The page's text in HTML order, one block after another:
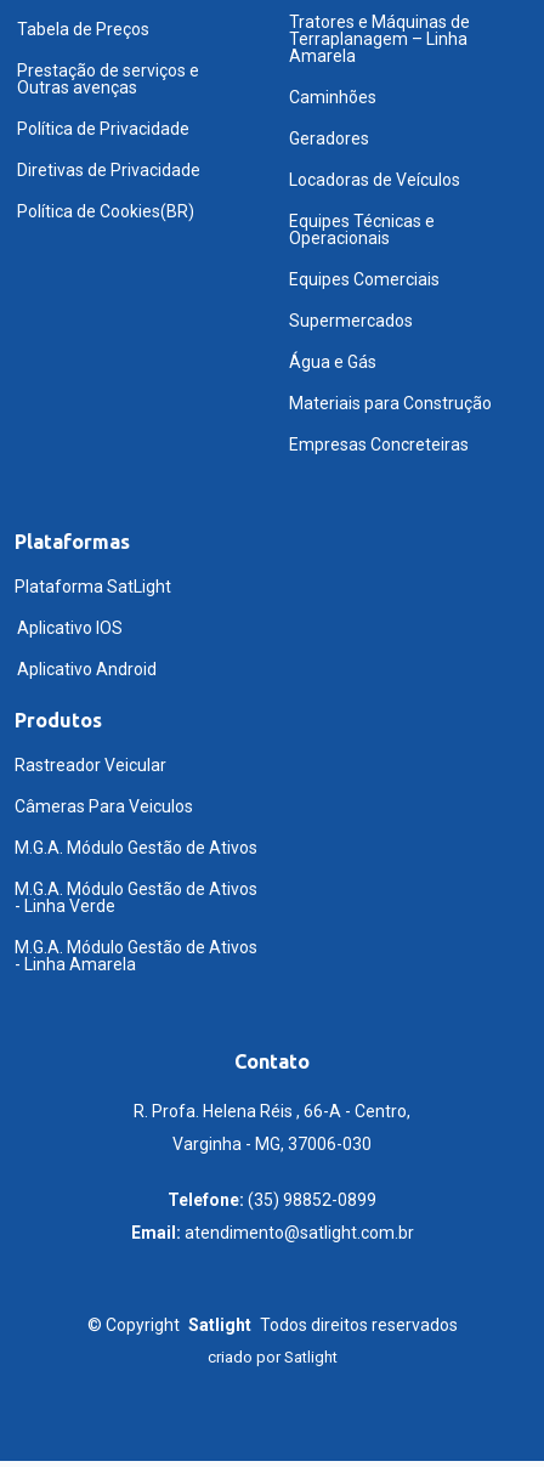
Tabela de Preços
Prestação de serviços e
Outras avenças
Política de Privacidade
Diretivas de Privacidade
Política de Cookies(BR)
Tratores e Máquinas de
Terraplanagem – Linha
Amarela
Caminhões
Geradores
Locadoras de Veículos
Equipes Técnicas e
Operacionais
Equipes Comerciais
Supermercados
Água e Gás
Materiais para Construção
Empresas Concreteiras
Plataformas
Plataforma SatLight
Aplicativo IOS
Aplicativo Android
Produtos
Rastreador Veicular
Câmeras Para Veiculos
M.G.A. Módulo Gestão de Ativos
M.G.A. Módulo Gestão de Ativos
- Linha Verde
M.G.A. Módulo Gestão de Ativos
- Linha Amarela
Contato
R. Profa. Helena Réis , 66-A - Centro,
Varginha - MG, 37006-030
Telefone: (35) 98852-0899
Email: atendimento@satlight.com.br
© Copyright Satlight Todos direitos reservados
criado porSatlight